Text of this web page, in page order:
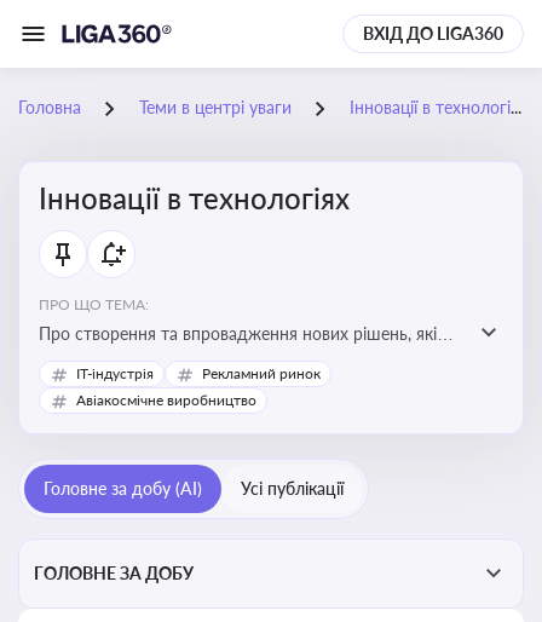
ВХІД ДО LIGA360
Головна Теми в центрі уваги Інновації в технологіях
Інновації в технологіях
ПРО ЩО ТЕМА:
Про створення та впровадження нових рішень, які
покращують ефективність, функціональність або
можливості технологічних продуктів і процесів.
IT-індустрія
Рекламний ринок
Авіакосмічне виробництво
Головне за добу (AI) Усі публікації
ГОЛОВНЕ ЗА ДОБУ